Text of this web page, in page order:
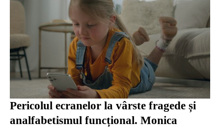
Pericolul ecranelor la vârste fragede și
analfabetismul funcțional. Monica